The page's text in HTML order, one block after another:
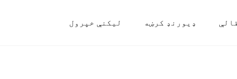
ډیورنډ کرښه لیکنې خپرول